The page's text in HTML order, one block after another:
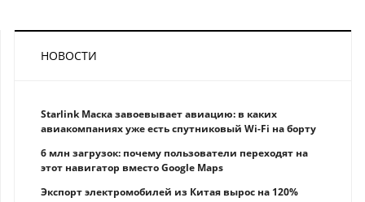
НОВОСТИ
Starlink Маска завоевывает авиацию: в каких
авиакомпаниях уже есть спутниковый Wi-Fi на борту
6 млн загрузок: почему пользователи переходят на
этот навигатор вместо Google Maps
Экспорт электромобилей из Китая вырос на 120%